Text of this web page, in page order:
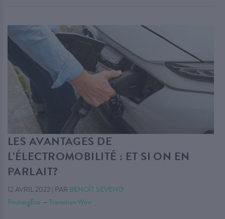
LES AVANTAGES DE
L’ÉLECTROMOBILITÉ : ET SI ON EN
PARLAIT?
12 AVRIL 2022 | PAR BENOÎT SEVENO
RechargÉco — Transition Wow